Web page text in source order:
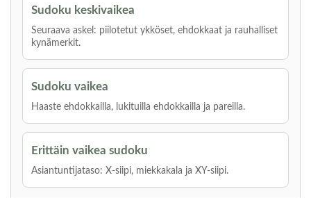
Sudoku keskivaikea
Seuraava askel: piilotetut ykköset, ehdokkaat ja rauhalliset
kynämerkit.
Sudoku vaikea
Haaste ehdokkailla, lukituilla ehdokkailla ja pareilla.
Erittäin vaikea sudoku
Asiantuntijataso: X-siipi, miekkakala ja XY-siipi.